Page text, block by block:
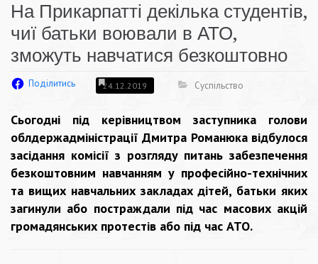
На Прикарпатті декілька студентів,
чиї батьки воювали в АТО,
зможуть навчатися безкоштовно
Поділитись 24.12.2019 Суспільство
Сьогодні під керівництвом заступника голови
облдержадміністрації Дмитра Романюка відбулося
засідання комісії з розгляду питань забезпечення
безкоштовним навчанням у професійно-технічних
та вищих навчальних закладах дітей, батьки яких
загинули або постраждали під час масових акцій
громадянських протестів або під час АТО.